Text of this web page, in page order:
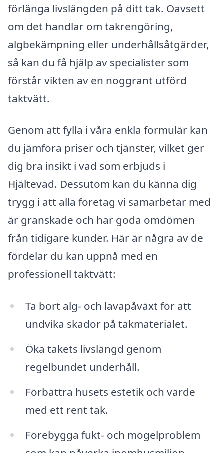
förlänga livslängden på ditt tak. Oavsett
om det handlar om takrengöring,
algbekämpning eller underhållsåtgärder,
så kan du få hjälp av specialister som
förstår vikten av en noggrant utförd
taktvätt.
Genom att fylla i våra enkla formulär kan
du jämföra priser och tjänster, vilket ger
dig bra insikt i vad som erbjuds i
Hjältevad. Dessutom kan du känna dig
trygg i att alla företag vi samarbetar med
är granskade och har goda omdömen
från tidigare kunder. Här är några av de
fördelar du kan uppnå med en
professionell taktvätt:
Ta bort alg- och lavapåväxt för att
undvika skador på takmaterialet.
Öka takets livslängd genom
regelbundet underhåll.
Förbättra husets estetik och värde
med ett rent tak.
Förebygga fukt- och mögelproblem